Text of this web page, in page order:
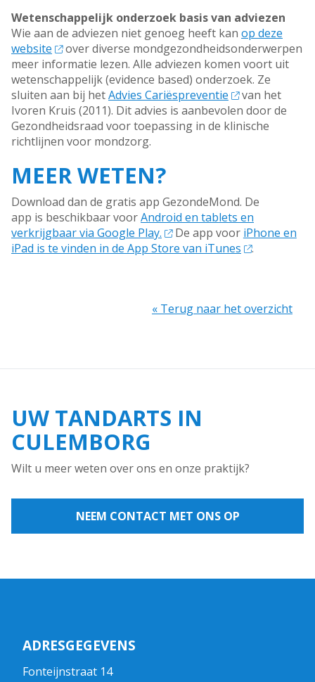
Wetenschappelijk onderzoek basis van adviezen
Wie aan de adviezen niet genoeg heeft kan op deze
website
over diverse mondgezondheidsonderwerpen
meer informatie lezen. Alle adviezen komen voort uit
wetenschappelijk (evidence based) onderzoek. Ze
sluiten aan bij hetAdvies Cariëspreventie
van het
Ivoren Kruis (2011). Dit advies is aanbevolen door de
Gezondheidsraad voor toepassing in de klinische
richtlijnen voor mondzorg.
MEER WETEN?
Download dan de gratis app GezondeMond. De
app is beschikbaar voorAndroid en tablets en
verkrijgbaar via Google Play.
De app voor iPhone en
iPad is te vinden in de App Store van iTunes
.
« Terug naar het overzicht
UW TANDARTS IN
CULEMBORG
Wilt u meer weten over ons en onze praktijk?
NEEM CONTACT MET ONS OP
ADRESGEGEVENS
Fonteijnstraat 14